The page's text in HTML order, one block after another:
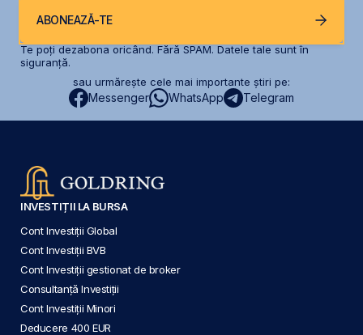
ABONEAZĂ-TE
Te poți dezabona oricând. Fără SPAM. Datele tale sunt în
siguranță.
sau urmărește cele mai importante știri pe:
Messenger WhatsApp Telegram
INVESTIȚII LA BURSA
Cont Investiții Global
Cont Investiții BVB
Cont Investiții gestionat de broker
Consultanță Investiții
Cont Investiții Minori
Deducere 400 EUR